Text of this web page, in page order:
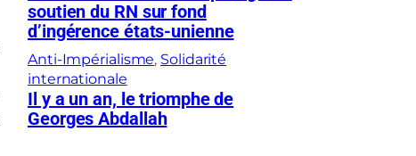
soutien du RN sur fond
d’ingérence états-unienne
Anti-Impérialisme, Solidarité
internationale
Il y a un an, le triomphe de
Georges Abdallah